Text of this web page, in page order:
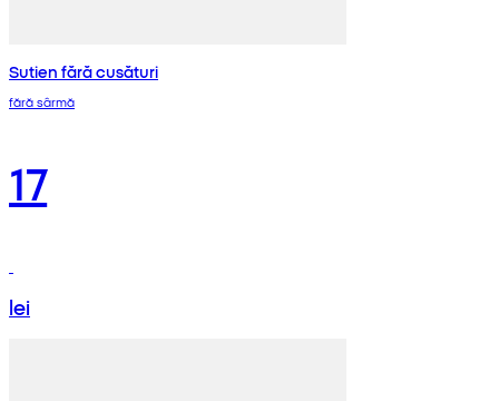
Sutien fără cusături
fără sârmă
17
lei